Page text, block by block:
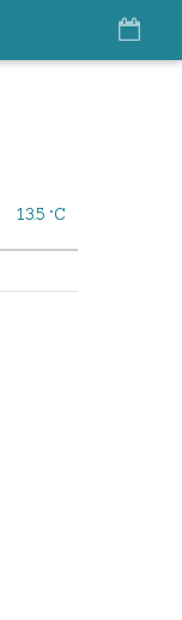
13.5 °C